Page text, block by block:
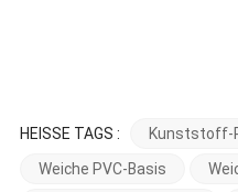
HEISSE TAGS :
Kunststoff-
Weiche PVC-Basis